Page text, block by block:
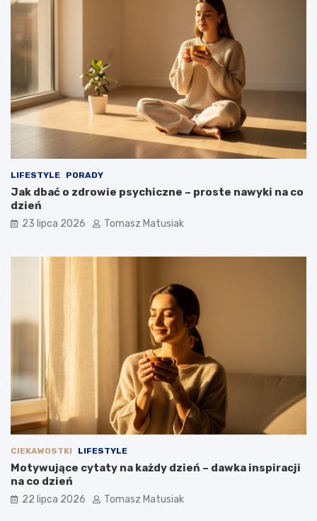
LIFESTYLE PORADY
Jak dbać o zdrowie psychiczne – proste nawyki na co
dzień
23 lipca 2026 Tomasz Matusiak
CIEKAWOSTKI LIFESTYLE
Motywujące cytaty na każdy dzień – dawka inspiracji
na co dzień
22 lipca 2026 Tomasz Matusiak